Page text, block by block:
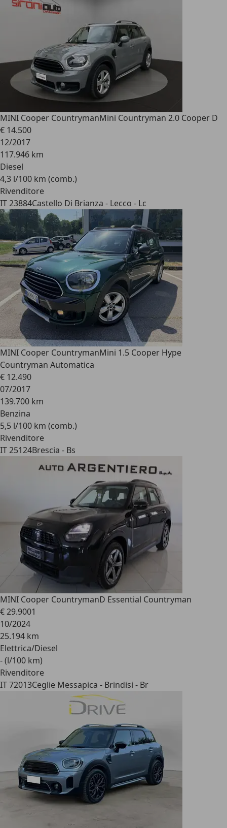
MINI Cooper CountrymanMini Countryman 2.0 Cooper D
€ 14.500
12/2017
117.946 km
Diesel
4,3 l/100 km (comb.)
Rivenditore
IT 23884Castello Di Brianza - Lecco - Lc
MINI Cooper CountrymanMini 1.5 Cooper Hype
Countryman Automatica
€ 12.490
07/2017
139.700 km
Benzina
5,5 l/100 km (comb.)
Rivenditore
IT 25124Brescia - Bs
MINI Cooper CountrymanD Essential Countryman
€ 29.9001
10/2024
25.194 km
Elettrica/Diesel
- (l/100 km)
Rivenditore
IT 72013Ceglie Messapica - Brindisi - Br